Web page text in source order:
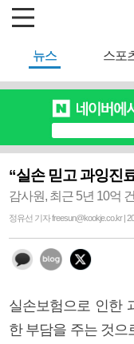
뉴스 스포
“실손 믿고 과잉진
감사원, 최근 5년 10억
정유선 기자 freesun@kookje.co.kr |
실손보험으로 인한
한 부담을 주는 것으